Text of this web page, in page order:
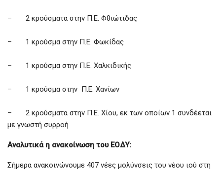
– 2 κρούσματα στην Π.Ε. Φθιώτιδας
– 1 κρούσμα στην Π.Ε. Φωκίδας
– 1 κρούσμα στην Π.Ε. Χαλκιδικής
– 1 κρούσμα στην Π.Ε. Χανίων
– 2 κρούσματα στην Π.Ε. Χίου, εκ των οποίων 1 συνδέεται
με γνωστή συρροή
Αναλυτικά η ανακοίνωση του ΕΟΔΥ:
Σήμερα ανακοινώνουμε 407 νέες μολύνσεις του νέου ιού στη